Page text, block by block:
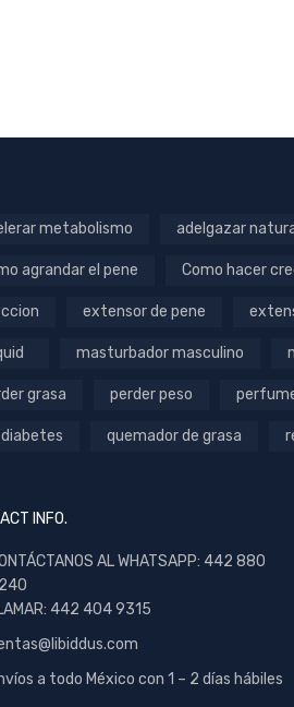
metabolismo adelgazar
agrandar el pene Como hacer
extensor de pene
masturbador masculino
grasa perder peso
quemador de grasa
INFO.
AL WHATSAPP: 442 880
442 404 9315
a todo México con 1 – 2 días hábiles